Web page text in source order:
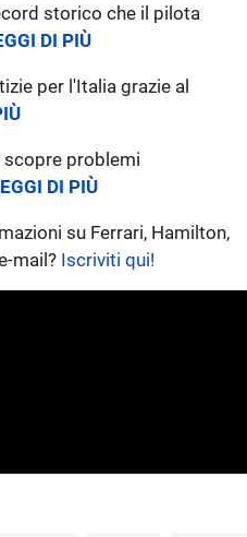
storico che il pilota
DI PIÙ
per l'Italia grazie al
scopre problemi
DI PIÙ
su Ferrari, Hamilton,
mail? Iscriviti qui!